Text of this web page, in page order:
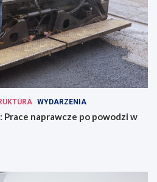
WYDARZENIA
Prace naprawcze po powodzi w